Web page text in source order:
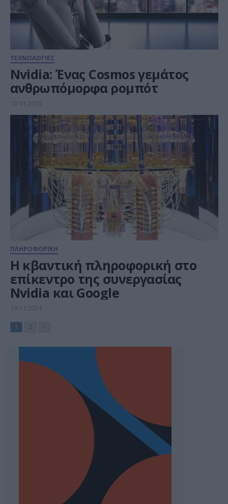
ΤΕΧΝΟΛΟΓΙΕΣ
Nvidia: Ένας Cosmos γεμάτος
ανθρωπόμορφα ρομπότ
13.01.2025
ΠΛΗΡΟΦΟΡΙΚΗ
Η κβαντική πληροφορική στο
επίκεντρο της συνεργασίας
Nvidia και Google
19.11.2024
1 2